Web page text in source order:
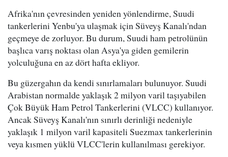
Afrika'nın çevresinden yeniden yönlendirme, Suudi
tankerlerini Yenbu'ya ulaşmak için Süveyş Kanalı'ndan
geçmeye de zorluyor. Bu durum, Suudi ham petrolünün
başlıca varış noktası olan Asya'ya giden gemilerin
yolculuğuna en az dört hafta ekliyor.
Bu güzergahın da kendi sınırlamaları bulunuyor. Suudi
Arabistan normalde yaklaşık 2 milyon varil taşıyabilen
Çok Büyük Ham Petrol Tankerlerini (VLCC) kullanıyor.
Ancak Süveyş Kanalı'nın sınırlı derinliği nedeniyle
yaklaşık 1 milyon varil kapasiteli Suezmax tankerlerinin
veya kısmen yüklü VLCC'lerin kullanılması gerekiyor.